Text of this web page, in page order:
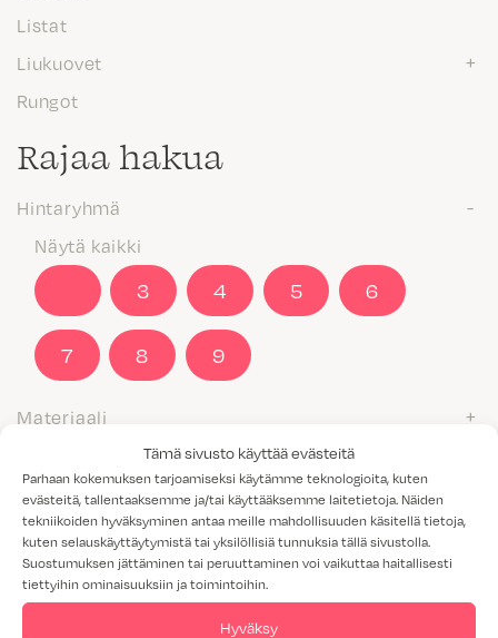
Tämä sivusto käyttää evästeitä
Parhaan kokemuksen tarjoamiseksi käytämme teknologioita, kuten
evästeitä, tallentaaksemme ja/tai käyttääksemme laitetietoja. Näiden
tekniikoiden hyväksyminen antaa meille mahdollisuuden käsitellä tietoja,
kuten selauskäyttäytymistä tai yksilöllisiä tunnuksia tällä sivustolla.
Suostumuksen jättäminen tai peruuttaminen voi vaikuttaa haitallisesti
tiettyihin ominaisuuksiin ja toimintoihin.
Hyväksy
Listat
Liukuovet
Rungot
Rajaa hakua
Hintaryhmä
Näytä kaikki
3 4 5 6
7 8 9
Materiaali
Näytä kaikki
Kyllä
Valitettavasti annetuilla hakukriteereillä ei löytynyt yhtään